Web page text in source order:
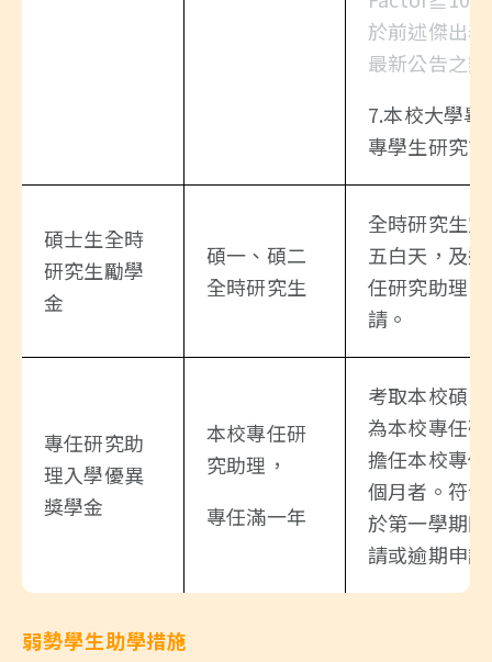
於前述傑出
最新公告之
7.本校大學
專學生研究
碩士生全時
研究生勵學
金
碩一、碩二
全時研究生
全時研究生
五白天，及
任研究助理
請。
專任研究助
理入學優異
獎學金
本校專任研
究助理，
專任滿一年
考取本校碩
為本校專任
擔任本校專
個月者。符
於第一學期
請或逾期申
弱勢學生助學措施